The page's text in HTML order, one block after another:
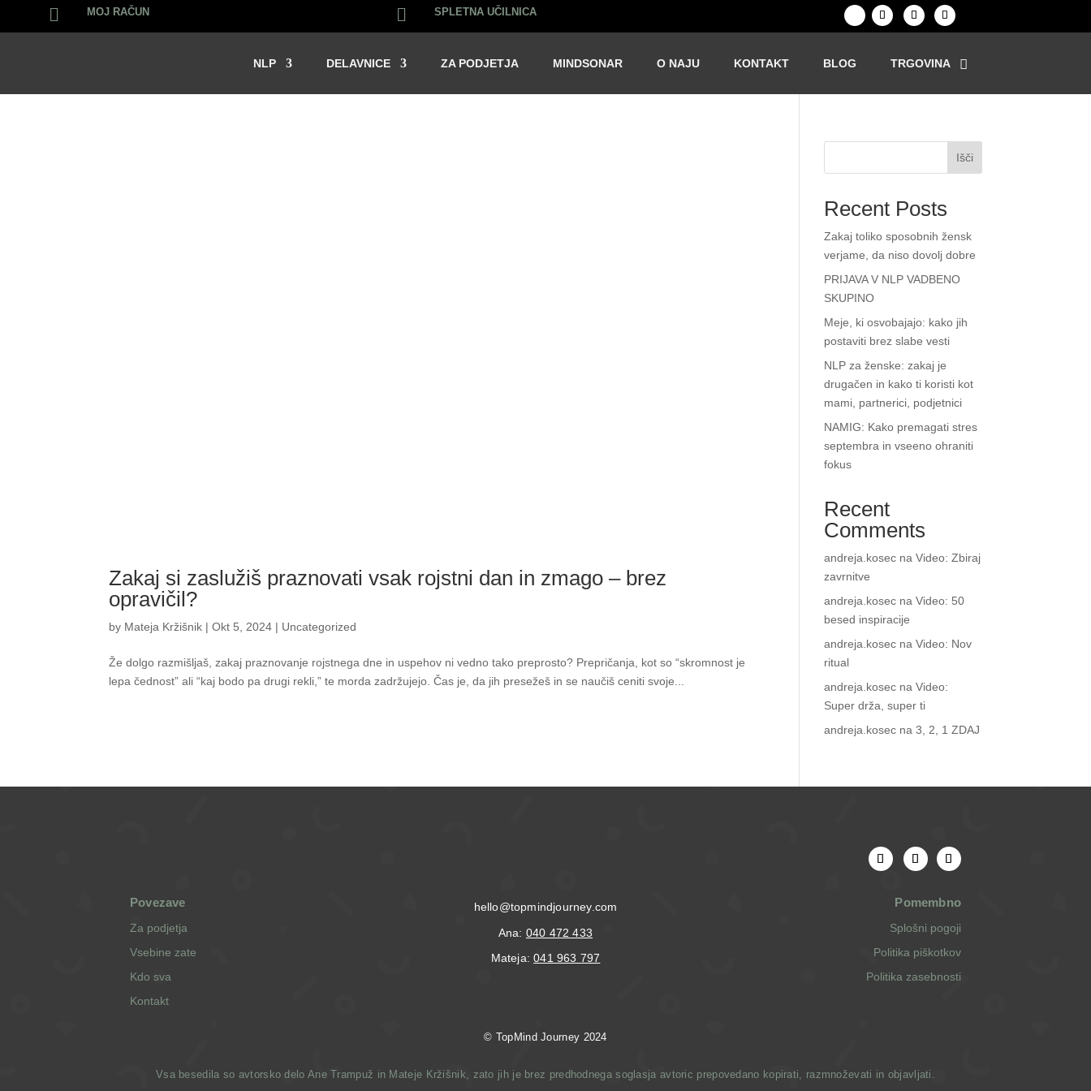
 MOJ RAČUN  SPLETNA UČILNICA
NLP DELAVNICE ZA PODJETJA MINDSONAR O NAJU KONTAKT BLOG TRGOVINA
Zakaj si zaslužiš praznovati vsak rojstni dan in zmago – brez
opravičil?
by Mateja Kržišnik |Okt 5, 2024 | Uncategorized
Že dolgo razmišljaš, zakaj praznovanje rojstnega dne in uspehov ni vedno tako preprosto? Prepričanja, kot so “skromnost je
lepa čednost” ali “kaj bodo pa drugi rekli,” te morda zadržujejo. Čas je, da jih presežeš in se naučiš ceniti svoje...
Išči
Recent Posts
Zakaj toliko sposobnih žensk
verjame, da niso dovolj dobre
PRIJAVA V NLP VADBENO
SKUPINO
Meje, ki osvobajajo: kako jih
postaviti brez slabe vesti
NLP za ženske: zakaj je
drugačen in kako ti koristi kot
mami, partnerici, podjetnici
NAMIG: Kako premagati stres
septembra in vseeno ohraniti
fokus
Recent
Comments
andreja.kosec naVideo: Zbiraj
zavrnitve
andreja.kosec naVideo: 50
besed inspiracije
andreja.kosec naVideo: Nov
ritual
andreja.kosec naVideo:
Super drža, super ti
andreja.kosec na3, 2, 1 ZDAJ
Povezave
Za podjetja
Vsebine zate
Kdo sva
Kontakt
hello@topmindjourney.com
Ana: 040 472 433
Mateja:041 963 797
Pomembno
Splošni pogoji
Politika piškotkov
Politika zasebnosti
© TopMind Journey 2024
Vsa besedila so avtorsko delo Ane Trampuž in Mateje Kržišnik, zato jih je brez predhodnega soglasja avtoric prepovedano kopirati, razmnoževati in objavljati.